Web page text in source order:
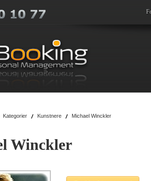
Kategorier Kunstnere Michael Winckler
Winckler